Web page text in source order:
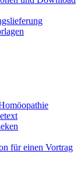
für einen Vortrag